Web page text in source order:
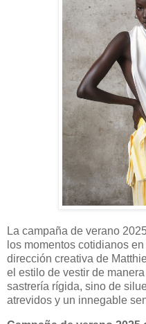
La campaña de verano
los momentos cotidianos
dirección creativa de
el estilo de vestir de
sastrería rígida, sino de
atrevidos y un innegable